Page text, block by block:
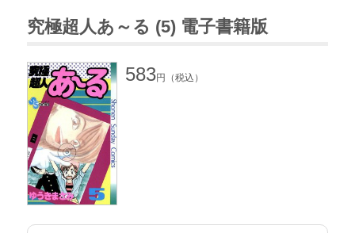
究極超人あ～る (5) 電子書籍版
583円（税込）